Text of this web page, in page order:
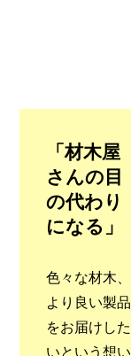
「材木屋
さんの目
の代わり
になる」
色々な材木、
より良い製品
をお届けした
いという想い